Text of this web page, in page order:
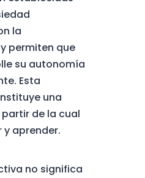
la
permiten que
su autonomía
Esta
una
de la cual
aprender.
no significa